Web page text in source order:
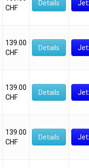
CHF
Details
139.00
CHF
Details
139.00
CHF
Details
139.00
CHF
Details